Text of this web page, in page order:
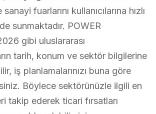
fuarlarını kullanıcılarına hızlı
sunmaktadır. POWER
gibi uluslararası
tarih, konum ve sektör bilgilerine
iş planlamalarınızı buna göre
Böylece sektörünüzle ilgili en
takip ederek ticari fırsatları